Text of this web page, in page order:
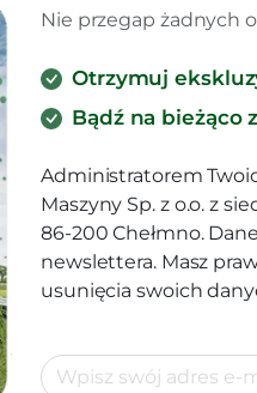
Nie przegap żadnych
Otrzymuj
Bądź na bieżąco
Administratorem
Maszyny Sp. z o.o. z
86-200 Chełmno.
newslettera. Masz
usunięcia swoich